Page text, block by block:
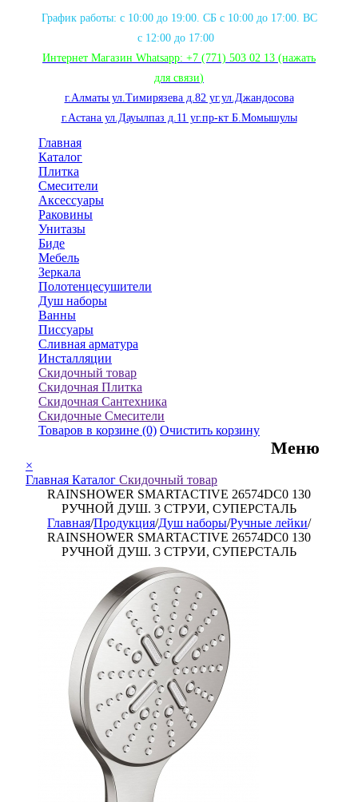
График работы: с 10:00 до 19:00. СБ с 10:00 до 17:00. ВС
с 12:00 до 17:00
Интернет Магазин Whatsapp: +7 (771) 503 02 13 (нажать
для связи)
г.Алматы ул.Тимирязева д.82 уг.ул.Джандосова
г.Астана ул.Дауылпаз д.11 уг.пр-кт Б.Момышулы
Главная
Каталог
Плитка
Смесители
Аксессуары
Раковины
Унитазы
Биде
Мебель
Зеркала
Полотенцесушители
Душ наборы
Ванны
Писсуары
Сливная арматура
Инсталляции
Скидочный товар
Скидочная Плитка
Скидочная Сантехника
Скидочные Смесители
Товаров в корзине (0) Очистить корзину
Меню
×
Главная Каталог Скидочный товар
RAINSHOWER SMARTACTIVE 26574DC0 130
РУЧНОЙ ДУШ. 3 СТРУИ, СУПЕРСТАЛЬ
Главная/Продукция/Душ наборы/Ручные лейки/
RAINSHOWER SMARTACTIVE 26574DC0 130
РУЧНОЙ ДУШ. 3 СТРУИ, СУПЕРСТАЛЬ